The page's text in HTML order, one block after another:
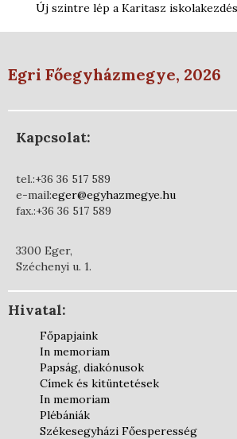
Új szintre lép a Karitasz
Egri Főegyházmegye, 2026
Kapcsolat:
tel.:+36 36 517 589
e-mail:eger@egyhazmegye.hu
fax.:+36 36 517 589
3300 Eger,
Széchenyi u. 1.
Hivatal:
Főpapjaink
In memoriam
Papság, diakónusok
Címek és kitüntetések
In memoriam
Plébániák
Székesegyházi Főesperesség